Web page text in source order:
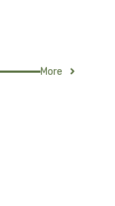
More